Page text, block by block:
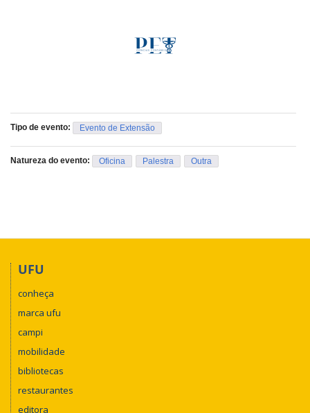
Tipo de evento: Evento de Extensão
Natureza do evento: Oficina Palestra Outra
UFU
conheça
marca ufu
campi
mobilidade
bibliotecas
restaurantes
editora